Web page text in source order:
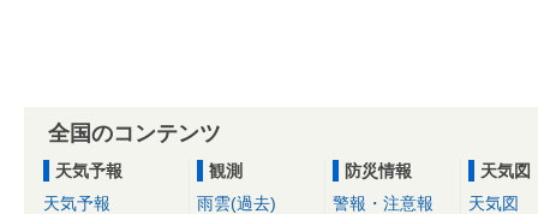
全国のコンテンツ
天気予報
天気予報
観測
雨雲(過去)
防災情報
警報・注意報
天気図
天気図